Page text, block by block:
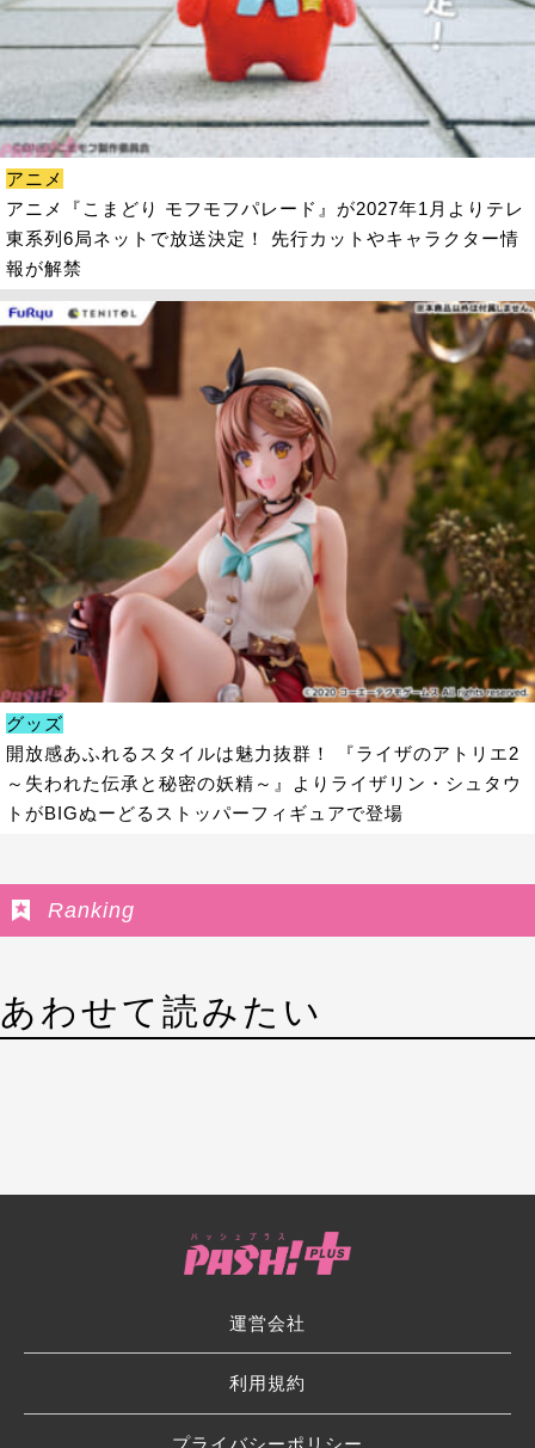
アニメ
アニメ『こまどり モフモフパレード』が2027年1月よりテレ
東系列6局ネットで放送決定！ 先行カットやキャラクター情
報が解禁
グッズ
開放感あふれるスタイルは魅力抜群！ 『ライザのアトリエ2
～失われた伝承と秘密の妖精～』よりライザリン・シュタウ
トがBIGぬーどるストッパーフィギュアで登場
Ranking
あわせて読みたい
運営会社
利用規約
プライバシーポリシー